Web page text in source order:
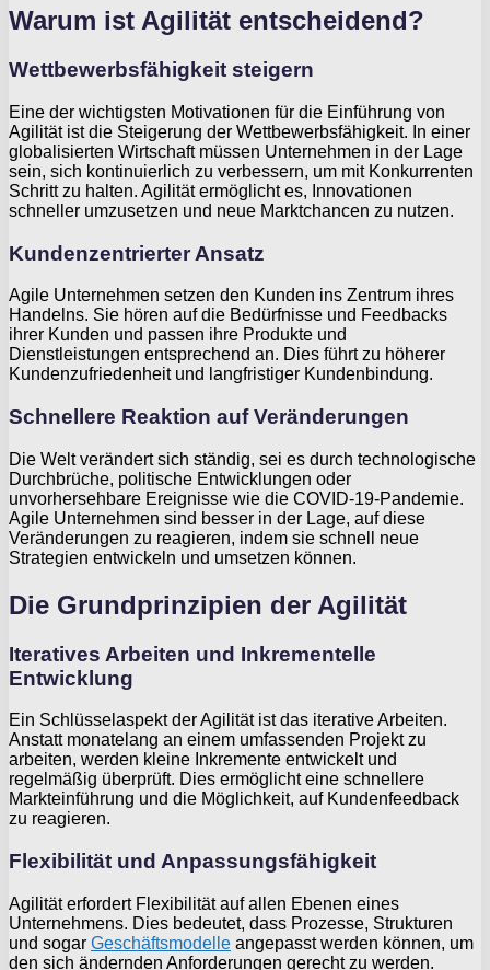
Warum ist Agilität entscheidend?
Wettbewerbsfähigkeit steigern
Eine der wichtigsten Motivationen für die Einführung von
Agilität ist die Steigerung der Wettbewerbsfähigkeit. In einer
globalisierten Wirtschaft müssen Unternehmen in der Lage
sein, sich kontinuierlich zu verbessern, um mit Konkurrenten
Schritt zu halten. Agilität ermöglicht es, Innovationen
schneller umzusetzen und neue Marktchancen zu nutzen.
Kundenzentrierter Ansatz
Agile Unternehmen setzen den Kunden ins Zentrum ihres
Handelns. Sie hören auf die Bedürfnisse und Feedbacks
ihrer Kunden und passen ihre Produkte und
Dienstleistungen entsprechend an. Dies führt zu höherer
Kundenzufriedenheit und langfristiger Kundenbindung.
Schnellere Reaktion auf Veränderungen
Die Welt verändert sich ständig, sei es durch technologische
Durchbrüche, politische Entwicklungen oder
unvorhersehbare Ereignisse wie die COVID-19-Pandemie.
Agile Unternehmen sind besser in der Lage, auf diese
Veränderungen zu reagieren, indem sie schnell neue
Strategien entwickeln und umsetzen können.
Die Grundprinzipien der Agilität
Iteratives Arbeiten und Inkrementelle
Entwicklung
Ein Schlüsselaspekt der Agilität ist das iterative Arbeiten.
Anstatt monatelang an einem umfassenden Projekt zu
arbeiten, werden kleine Inkremente entwickelt und
regelmäßig überprüft. Dies ermöglicht eine schnellere
Markteinführung und die Möglichkeit, auf Kundenfeedback
zu reagieren.
Flexibilität und Anpassungsfähigkeit
Agilität erfordert Flexibilität auf allen Ebenen eines
Unternehmens. Dies bedeutet, dass Prozesse, Strukturen
und sogar Geschäftsmodelle angepasst werden können, um
den sich ändernden Anforderungen gerecht zu werden.